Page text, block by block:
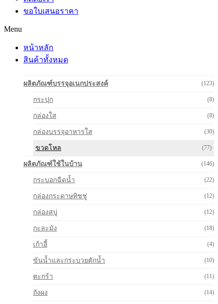
ขอใบเสนอราคา
Menu
หน้าหลัก
สินค้าทั้งหมด
ผลิตภัณฑ์บรรจุอเนกประสงค์ (123)
กระปุก (8)
กล่องใส (8)
กล่องบรรจุอาหารใส (30)
ขวดโหล (77)
ผลิตภัณฑ์ใช้ในบ้าน (146)
กระบอกฉีดน้ำ (22)
กล่องกระดาษทิชชู่ (12)
กล่องสบู่ (12)
กะละมัง (18)
เก้าอี้ (4)
ขันน้ำและกระบวยตักน้ำ (10)
ตะกร้า (11)
ถังผง (14)